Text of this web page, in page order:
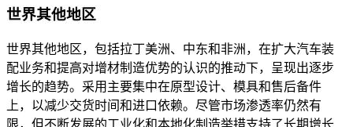
世界其他地区
世界其他地区，包括拉丁美洲、中东和非洲，在扩大汽车装
配业务和提高对增材制造优势的认识的推动下，呈现出逐步
增长的趋势。采用主要集中在原型设计、模具和售后备件
上，以减少交货时间和进口依赖。尽管市场渗透率仍然有
限，但不断发展的工业化和本地化制造举措支持了长期增长